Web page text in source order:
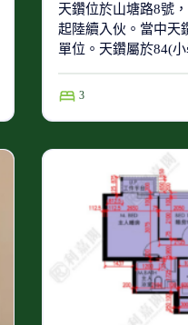
天鑽位於山塘路8號
起陸續入伙。當中天
單位。天鑽屬於84(
3